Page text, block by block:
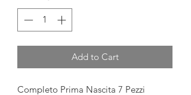
Add to Cart
Completo Prima Nascita 7 Pezzi